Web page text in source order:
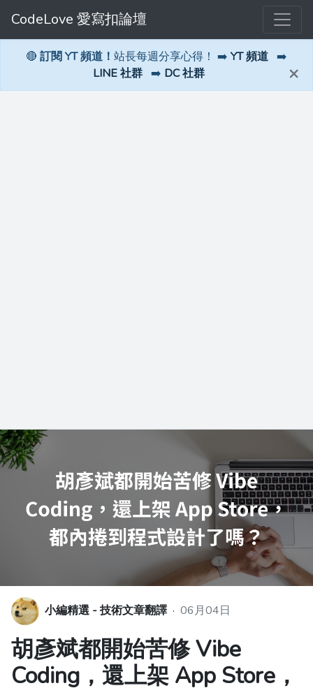
CodeLove 愛寫扣論壇
🔴 訂閱 YT 頻道！ 站長每週分享心得！ ➡️ YT 頻道 ➡️
LINE 社群 ➡️ DC 社群 ×
小編精選 - 技術文章翻譯 · 06月04日
胡彥斌都開始苦修 Vibe
Coding，還上架 App Store，